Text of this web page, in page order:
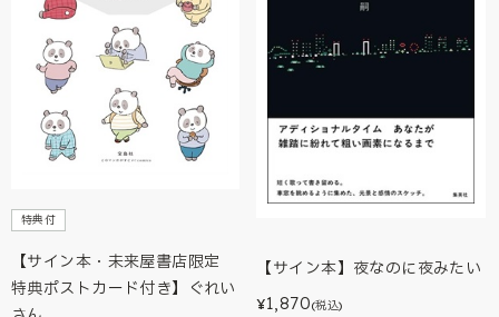
特典付
【サイン本・未来屋書店限定
特典ポストカード付き】ぐれい
【サイン本】夜なのに夜みたい
¥1,870(税込)